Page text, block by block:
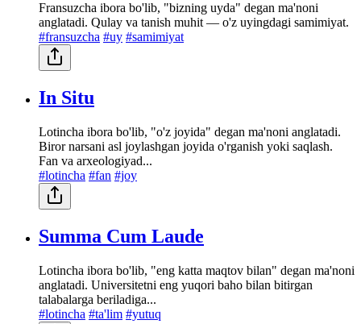
Fransuzcha ibora bo'lib, "bizning uyda" degan ma'noni
anglatadi. Qulay va tanish muhit — o'z uyingdagi samimiyat.
#fransuzcha #uy #samimiyat
In Situ
Lotincha ibora bo'lib, "o'z joyida" degan ma'noni anglatadi.
Biror narsani asl joylashgan joyida o'rganish yoki saqlash.
Fan va arxeologiyad...
#lotincha #fan #joy
Summa Cum Laude
Lotincha ibora bo'lib, "eng katta maqtov bilan" degan ma'noni
anglatadi. Universitetni eng yuqori baho bilan bitirgan
talabalarga beriladiga...
#lotincha #ta'lim #yutuq